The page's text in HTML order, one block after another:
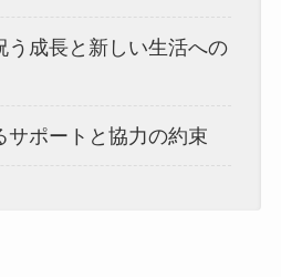
う成長と新しい生活への
サポートと協力の約束